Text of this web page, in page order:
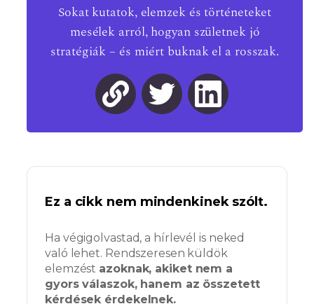
Sokat kutatok, elemzek és történeteket
mesélek arról, hogyan születnek jó
stratégiák – és miért buknak el a rosszak.
Ez a cikk nem mindenkinek szólt.
Ha végigolvastad, a hírlevél is neked
való lehet. Rendszeresen küldök
elemzést azoknak, akiket nem a
gyors válaszok, hanem az összetett
kérdések érdekelnek.